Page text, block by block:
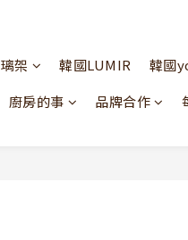
架 韓國LUMIR 韓國
廚房的事
品牌合作